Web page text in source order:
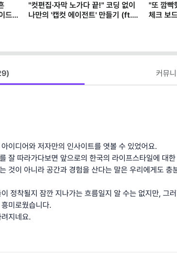
) 커뮤
이디어와 저자만의 인사이트를 엿볼 수 있었어요.
잘 따라가다보면 앞으로의 한국의 라이프스타일에 대
것이 아니라 공간과 경험을 산다는 말은 우리에게도 충
정착될지 잠깐 지나가는 흐름일지 알 수는 없지만, 그
미로웠습니다.
지네요.